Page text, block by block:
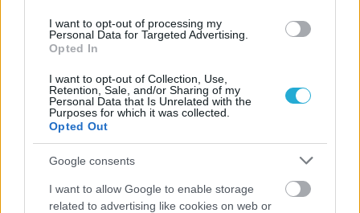
I want to opt-out of processing my
Personal Data for Targeted Advertising.
Opted In
I want to opt-out of Collection, Use,
Retention, Sale, and/or Sharing of my
Personal Data that Is Unrelated with the
Purposes for which it was collected.
Opted Out
Google consents
I want to allow Google to enable storage
related to advertising like cookies on web or
Α1 ΑΝΔΡΩΝ 08/03/2017
Αήττητος και στην Μίκρα
Η αήττητη πορεία του Ολυμπιακού στην φετινή Α1
συνεχίστηκε και στην Θεσσαλονίκη καθώς ο Ηρακλής δεν
μπόρεσε να σταθεί εμπόδιο στους «ερυθρολεύκους» που με
κατά συνθήκην διαγώνιο τον Τσούπκοβιτς με το 3-0
ανέβασαν το σερί τους στο 20x20.